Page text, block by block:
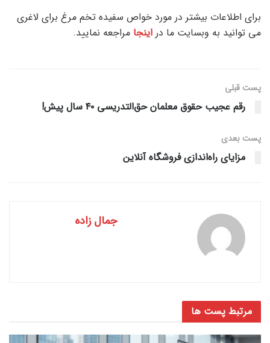
برای اطلاعات بیشتر در مورد خواص سفیده تخم مرغ برای لاغری
می توانید به وبسایت ما در اینجا مراجعه نمایید.
پست قبلی
رقم عجیب حقوق معلمان حق‌التدریسی ۴۰ سال پیش!
پست‌ بعدی
مزایای راه‌اندازی فروشگاه آنلاین
جمال زاده
مرتبط پست ها